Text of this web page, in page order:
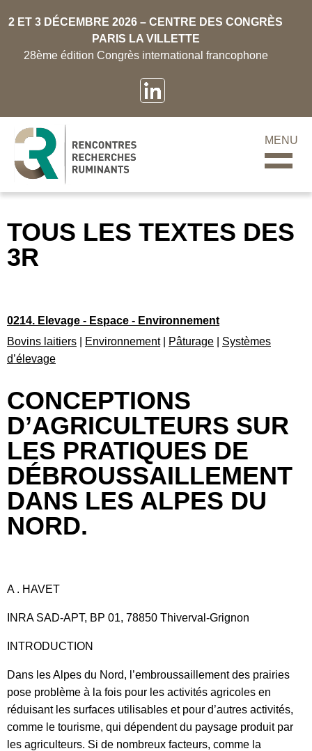
2 ET 3 DÉCEMBRE 2026 – CENTRE DES CONGRÈS
PARIS LA VILLETTE
28ème édition Congrès international francophone
MENU
TOUS LES TEXTES DES
3R
0214. Elevage - Espace - Environnement
Bovins laitiers
Environnement| Pâturage
Systèmes
d’élevage
CONCEPTIONS
D’AGRICULTEURS SUR
LES PRATIQUES DE
DÉBROUSSAILLEMENT
DANS LES ALPES DU
NORD.
A . HAVET
INRA SAD-APT, BP 01, 78850 Thiverval-Grignon
INTRODUCTION
Dans les Alpes du Nord, l’embroussaillement des prairies
pose problème à la fois pour les activités agricoles en
réduisant les surfaces utilisables et pour d’autres activités,
comme le tourisme, qui dépendent du paysage produit par
les agriculteurs. Si de nombreux facteurs, comme la